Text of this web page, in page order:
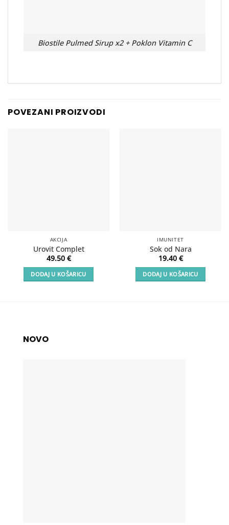
Biostile Pulmed Sirup x2 + Poklon Vitamin C
POVEZANI PROIZVODI
AKCIJA
Urovit Complet
49.50 €
DODAJ U KOŠARICU
IMUNITET
Sok od Nara
19.40 €
DODAJ U KOŠARICU
NOVO